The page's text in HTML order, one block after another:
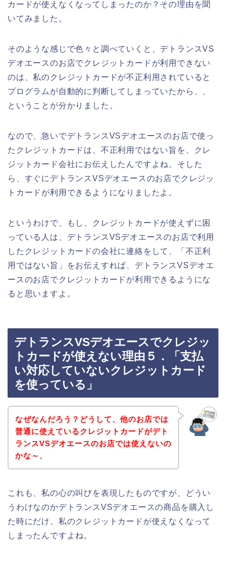
カードが使えなくなってしまったのか？その理由を聞
いてみました。
そのような感じで色々と調べていくと、デトランスVS
デオエースのお店でクレジットカードが利用できない
のは、私のクレジットカードが不正利用されていると
プログラムが自動的に判断してしまっていたから、、
ということが分かりました。
なので、急いでデトランスVSデオエースのお店で使っ
たクレジットカードは、不正利用ではない旨を、クレ
ジットカード会社にお伝えしたんですよね。そした
ら、すぐにデトランスVSデオエースのお店でクレジッ
トカードが利用できるようになりましたよ。
というわけで、もし、クレジットカードが使えずに困
っている人は、デトランスVSデオエースのお店で利用
したクレジットカードの会社に連絡をして、「不正利
用ではない旨」をお伝えすれば、デトランスVSデオエ
ースのお店でクレジットカードが利用できるようにな
ると思いますよ。
デトランスVSデオエースでクレジッ
トカードが使えない理由５．「支払
い対応していないクレジットカード
を使っている」
なぜなんだろう？どうして、他のお店では
普通に使えているクレジットカードがデト
ランスVSデオエースのお店では使えないの
かな～、
これも、私の心の叫びを表現したものですが、どうい
うわけなのかデトランスVSデオエースの商品を購入し
た時にだけ、私のクレジットカードが使えなくなって
しまったんですよね。